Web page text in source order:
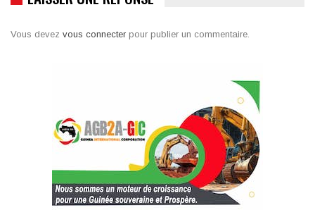
Vous devez vous connecter pour publier un commentaire.